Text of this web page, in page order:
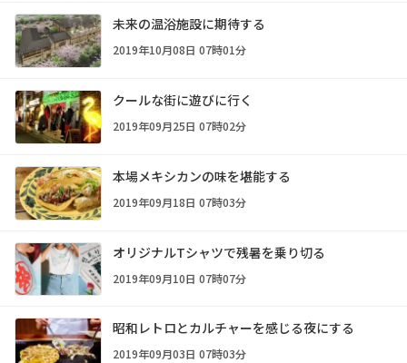
未来の温浴施設に期待する
2019年10月08日 07時01分
クールな街に遊びに行く
2019年09月25日 07時02分
本場メキシカンの味を堪能する
2019年09月18日 07時03分
オリジナルTシャツで残暑を乗り切る
2019年09月10日 07時07分
昭和レトロとカルチャーを感じる夜にする
2019年09月03日 07時03分